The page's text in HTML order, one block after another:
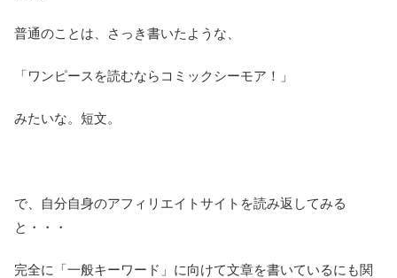
普通のことは、さっき書いたような、
「ワンピースを読むならコミックシーモア！」
みたいな。短文。
で、自分自身のアフィリエイトサイトを読み返してみる
と・・・
完全に「一般キーワード」に向けて文章を書いているにも関